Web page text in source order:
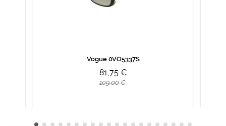
Vogue 0VO5337S
81,75 €
109,00 €